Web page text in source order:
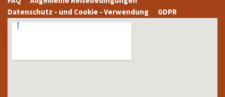
Datenschutz - und Cookie - Verwendung
GDPR